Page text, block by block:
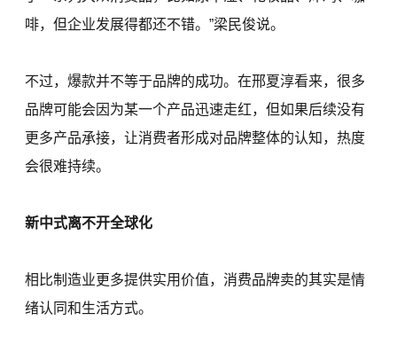
啡，但企业发展得都还不错。”梁民俊说。
不过，爆款并不等于品牌的成功。在邢夏淳看来，很多
品牌可能会因为某一个产品迅速走红，但如果后续没有
更多产品承接，让消费者形成对品牌整体的认知，热度
会很难持续。
新中式离不开全球化
相比制造业更多提供实用价值，消费品牌卖的其实是情
绪认同和生活方式。